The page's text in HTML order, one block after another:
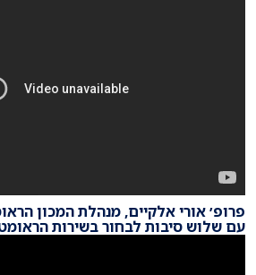
פרופ׳ אורי אלקיים, מנהלת המכון
עם שלוש סיבות לבחור בשירות